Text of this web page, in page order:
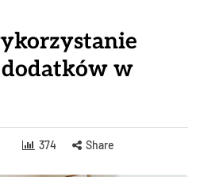
w
374 Share